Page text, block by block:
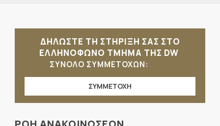
ΔΗΛΩΣΤΕ ΤΗ ΣΤΗΡΙΞΗ ΣΑΣ ΣΤΟ
ΕΛΛΗΝΟΦΩΝΟ ΤΜΗΜΑ ΤΗΣ DW
ΣΥΝΟΛΟ ΣΥΜΜΕΤΟΧΩΝ:
ΣΥΜΜΕΤΟΧΗ